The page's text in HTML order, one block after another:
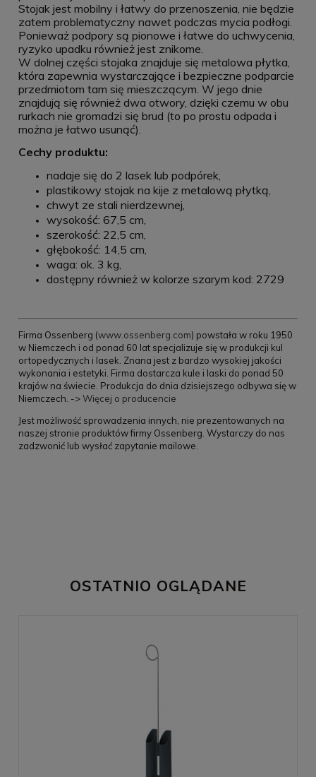
Stojak jest mobilny i łatwy do przenoszenia, nie będzie
zatem problematyczny nawet podczas mycia podłogi.
Ponieważ podpory są pionowe i łatwe do uchwycenia,
ryzyko upadku również jest znikome.
W dolnej części stojaka znajduje się metalowa płytka,
która zapewnia wystarczające i bezpieczne podparcie
przedmiotom tam się mieszczącym. W jego dnie
znajdują się również dwa otwory, dzięki czemu w obu
rurkach nie gromadzi się brud (to po prostu odpada i
można je łatwo usunąć).
Cechy produktu:
nadaje się do 2 lasek lub podpórek,
plastikowy stojak na kije z metalową płytką,
chwyt ze stali nierdzewnej,
wysokość: 67,5 cm,
szerokość: 22,5 cm,
głębokość: 14,5 cm,
waga: ok. 3 kg,
dostępny również w kolorze szarym kod: 2729
Firma Ossenberg (www.ossenberg.com) powstała w roku 1950
w Niemczech i od ponad 60 lat specjalizuje się w produkcji kul
ortopedycznych i lasek. Znana jest z bardzo wysokiej jakości
wykonania i estetyki. Firma dostarcza kule i laski do ponad 50
krajów na świecie. Produkcja do dnia dzisiejszego odbywa się w
Niemczech. ->Więcej o producencie
Jest możliwość sprowadzenia innych, nie prezentowanych na
naszej stronie produktów firmy Ossenberg. Wystarczy do nas
zadzwonić lub wysłać zapytanie mailowe.
OSTATNIO OGLĄDANE